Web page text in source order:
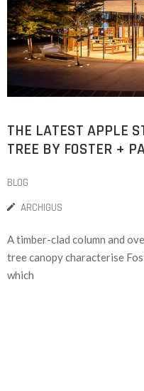
THE LATEST APPLE
TREE BY FOSTER +
BLOG
ARCHIGUS
A timber-clad column and
tree canopy characterise
which